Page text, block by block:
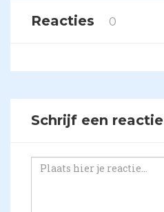
Reacties 0
Schrijf een reactie